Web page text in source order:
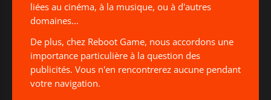
liées au cinéma, à la musique, ou à d'autres
domaines...
De plus, chez Reboot Game, nous accordons une
importance particulière à la question des
publicités. Vous n'en rencontrerez aucune pendant
votre navigation.